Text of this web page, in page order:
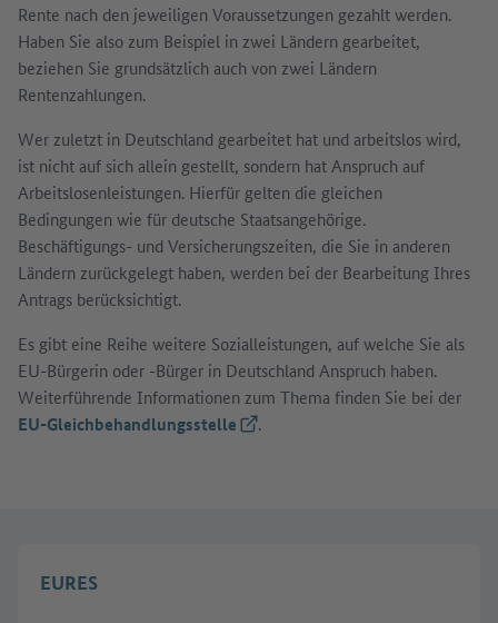
Rente nach den jeweiligen Voraussetzungen gezahlt werden.
Haben Sie also zum Beispiel in zwei Ländern gearbeitet,
beziehen Sie grundsätzlich auch von zwei Ländern
Rentenzahlungen.
Wer zuletzt in Deutschland gearbeitet hat und arbeitslos wird,
ist nicht auf sich allein gestellt, sondern hat Anspruch auf
Arbeitslosenleistungen. Hierfür gelten die gleichen
Bedingungen wie für deutsche Staatsangehörige.
Beschäftigungs- und Versicherungszeiten, die Sie in anderen
Ländern zurückgelegt haben, werden bei der Bearbeitung Ihres
Antrags berücksichtigt.
Es gibt eine Reihe weitere Sozialleistungen, auf welche Sie als
EU-Bürgerin oder -Bürger in Deutschland Anspruch haben.
Weiterführende Informationen zum Thema finden Sie bei der
EU-Gleichbehandlungsstelle(Externer Link)
.
EURES